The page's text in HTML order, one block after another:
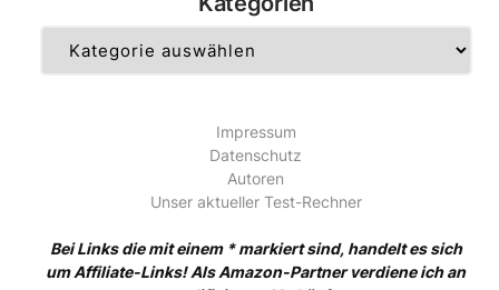
Impressum
Datenschutz
Autoren
Unser aktueller Test-Rechner
Bei Links die mit einem * markiert sind, handelt es sich
um Affiliate-Links! Als Amazon-Partner verdiene ich an